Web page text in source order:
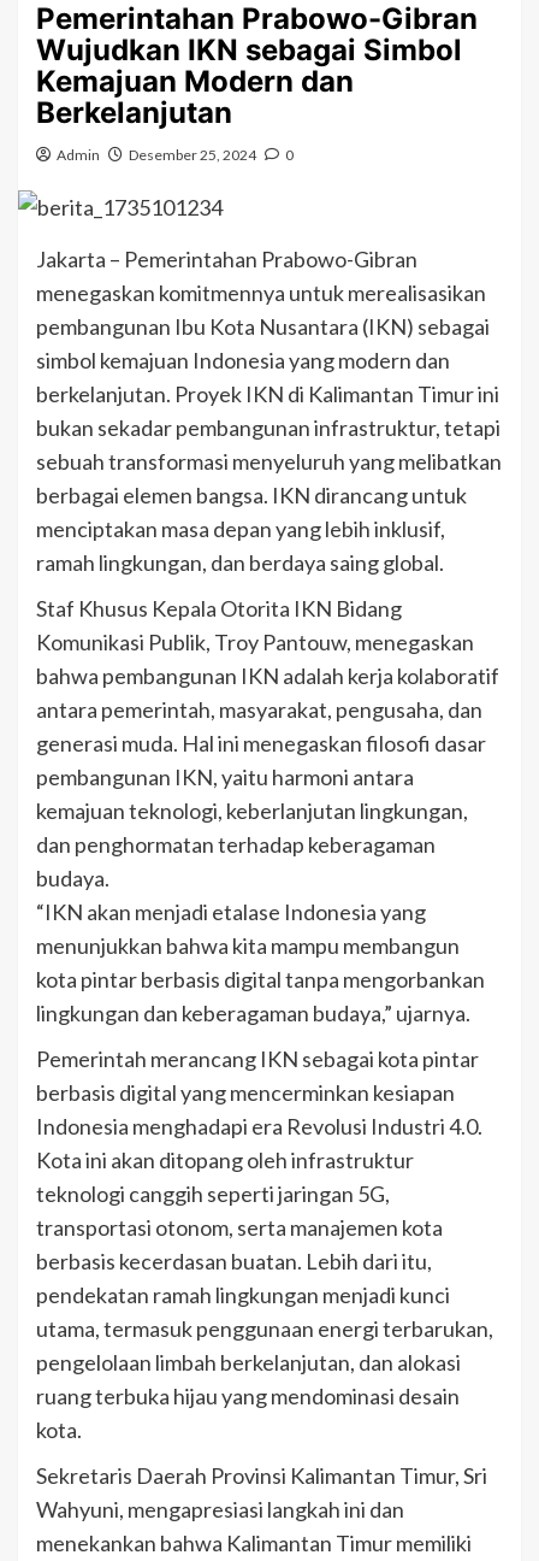
Pemerintahan Prabowo-Gibran
Wujudkan IKN sebagai Simbol
Kemajuan Modern dan
Berkelanjutan
Admin Desember 25, 2024 0
Jakarta – Pemerintahan Prabowo-Gibran
menegaskan komitmennya untuk merealisasikan
pembangunan Ibu Kota Nusantara (IKN) sebagai
simbol kemajuan Indonesia yang modern dan
berkelanjutan. Proyek IKN di Kalimantan Timur ini
bukan sekadar pembangunan infrastruktur, tetapi
sebuah transformasi menyeluruh yang melibatkan
berbagai elemen bangsa. IKN dirancang untuk
menciptakan masa depan yang lebih inklusif,
ramah lingkungan, dan berdaya saing global.
Staf Khusus Kepala Otorita IKN Bidang
Komunikasi Publik, Troy Pantouw, menegaskan
bahwa pembangunan IKN adalah kerja kolaboratif
antara pemerintah, masyarakat, pengusaha, dan
generasi muda. Hal ini menegaskan filosofi dasar
pembangunan IKN, yaitu harmoni antara
kemajuan teknologi, keberlanjutan lingkungan,
dan penghormatan terhadap keberagaman
budaya.
“IKN akan menjadi etalase Indonesia yang
menunjukkan bahwa kita mampu membangun
kota pintar berbasis digital tanpa mengorbankan
lingkungan dan keberagaman budaya,” ujarnya.
Pemerintah merancang IKN sebagai kota pintar
berbasis digital yang mencerminkan kesiapan
Indonesia menghadapi era Revolusi Industri 4.0.
Kota ini akan ditopang oleh infrastruktur
teknologi canggih seperti jaringan 5G,
transportasi otonom, serta manajemen kota
berbasis kecerdasan buatan. Lebih dari itu,
pendekatan ramah lingkungan menjadi kunci
utama, termasuk penggunaan energi terbarukan,
pengelolaan limbah berkelanjutan, dan alokasi
ruang terbuka hijau yang mendominasi desain
kota.
Sekretaris Daerah Provinsi Kalimantan Timur, Sri
Wahyuni, mengapresiasi langkah ini dan
menekankan bahwa Kalimantan Timur memiliki